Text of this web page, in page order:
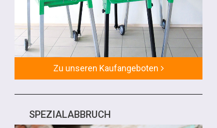
Zu unseren Kaufangeboten
SPEZIALABBRUCH